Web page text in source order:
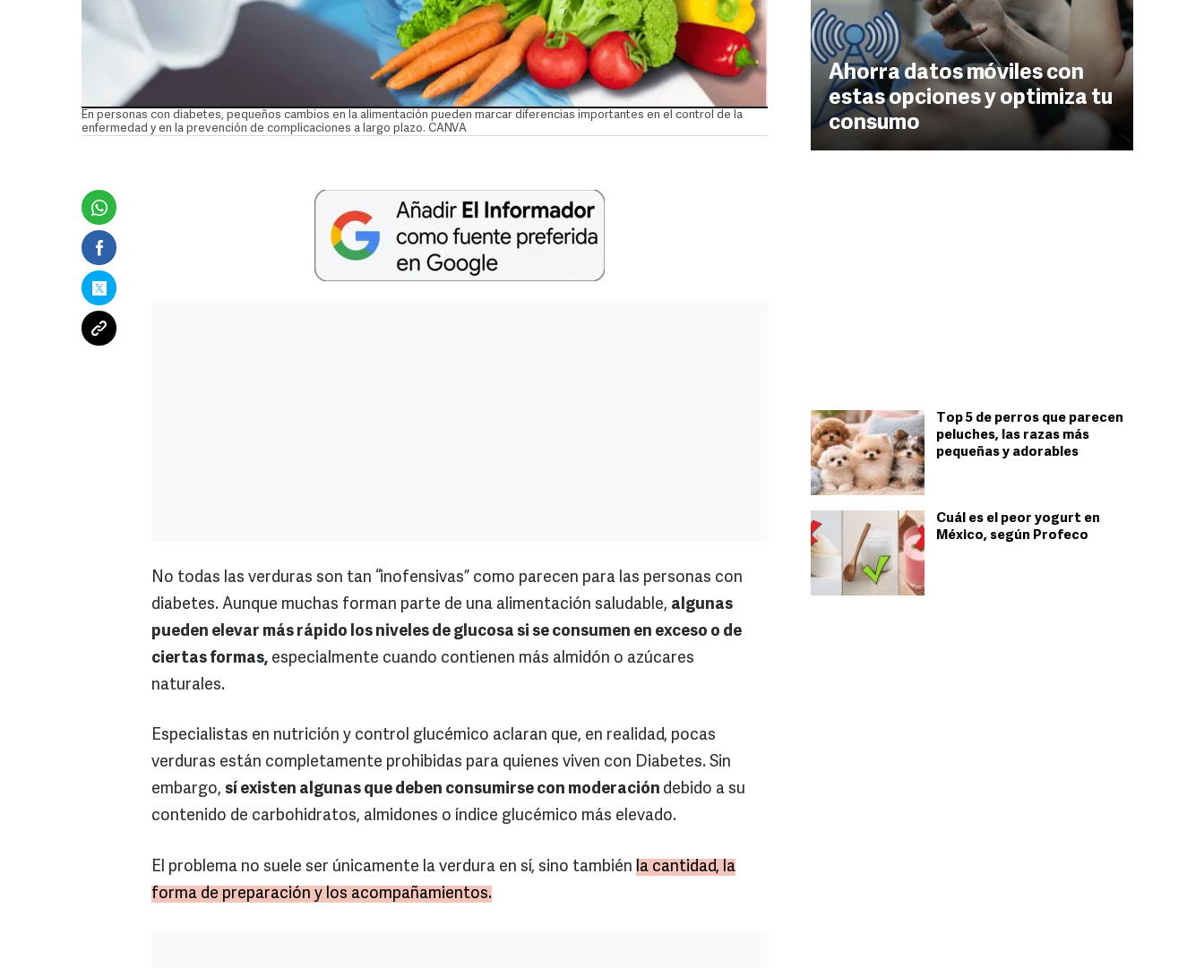
Ahorra datos móviles con
estas opciones y optimiza tu
consumo
Top 5 de perros que parecen
peluches, las razas más
pequeñas y adorables
Cuál es el peor yogurt en
México, según Profeco
En personas con diabetes, pequeños cambios en la alimentación pueden marcar diferencias importantes en el control de la
enfermedad y en la prevención de complicaciones a largo plazo. CANVA
No todas las verduras son tan “inofensivas” como parecen para las personas con
diabetes. Aunque muchas forman parte de una alimentación saludable, algunas
pueden elevar más rápido los niveles de glucosa si se consumen en exceso o de
ciertas formas, especialmente cuando contienen más almidón o azúcares
naturales.
Especialistas en nutrición y control glucémico aclaran que, en realidad, pocas
verduras están completamente prohibidas para quienes viven con Diabetes. Sin
embargo, sí existen algunas que deben consumirse con moderación debido a su
contenido de carbohidratos, almidones o índice glucémico más elevado.
El problema no suele ser únicamente la verdura en sí, sino también la cantidad, la
forma de preparación y los acompañamientos.